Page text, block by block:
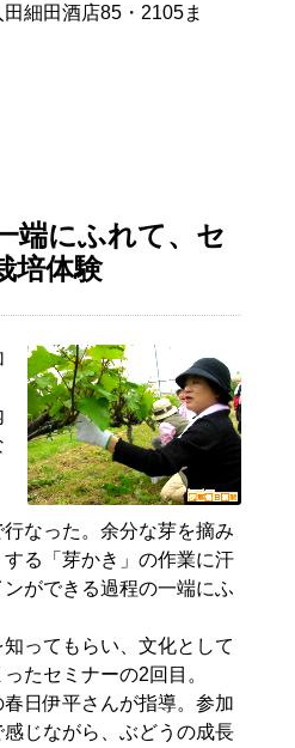
細田酒店85・2105ま
端にふれて、セ
培体験
なった。余分な芽を摘み
る「芽かき」の作業に汗
ができる過程の一端にふ
ってもらい、文化として
たセミナーの2回目。
日伊平さんが指導。参加
じながら、ぶどうの成長